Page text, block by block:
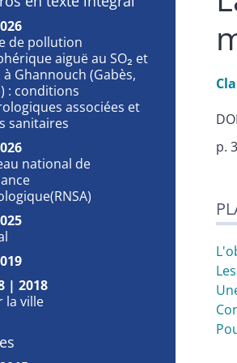
de pollution
aiguë au SO₂ et
à Ghannouch (Gabès,
: conditions
associées et
sanitaires
national de
| 2018
la ville
p.